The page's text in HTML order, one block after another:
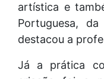
artística e
Portuguesa,
destacou a
Já a prática